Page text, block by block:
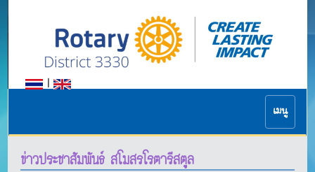
|
เมนู
ข่าวประชาสัมพันธ์ สโมสรโรตารีสตูล